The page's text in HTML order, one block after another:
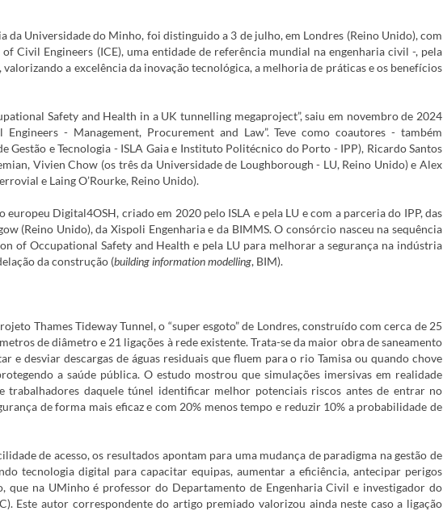
da Universidade do Minho, foi distinguido a 3 de julho, em Londres (Reino Unido), com
Civil Engineers (ICE), uma entidade de referência mundial na engenharia civil -, pela
a excelência da inovação tecnológica, a melhoria de práticas e os benefícios
Safety and Health in a UK tunnelling megaproject”, saiu em novembro de 2024
- Management, Procurement and Law”. Teve como coautores - também
e Tecnologia - ISLA Gaia e Instituto Politécnico do Porto - IPP), Ricardo Santos
Vivien Chow (os três da Universidade de Loughborough - LU, Reino Unido) eAlex
e Laing O’Rourke, Reino Unido).
Digital4OSH, criado em 2020 pelo ISLA e pela LU e com a parceria do IPP, das
(Reino Unido), da Xispoli Engenharia e da BIMMS. O consórcio nasceu na sequência
of Occupational Safety and Health e pela LU para melhorar a segurança na indústria
da construção (building information modelling, BIM).
Thames Tideway Tunnel, o “super esgoto” de Londres, construído com cerca de 25
de diâmetro e 21 ligações à rede existente. Trata-se da maior obra de saneamento
e desviar descargas de águas residuais que fluem para o rio Tamisa ou quando chove
a saúde pública. O estudo mostrou que simulações imersivas em realidade
trabalhadores daquele túnel identificar melhor potenciais riscos antes de entrar no
de forma mais eficaz e com 20% menos tempo e reduzir 10% a probabilidade de
de acesso, os resultados apontam para uma mudança de paradigma na gestão de
tecnologia digital para capacitar equipas, aumentar a eficiência, antecipar perigos
que na UMinho é professor do Departamento de Engenharia Civil e investigador do
Este autor correspondente do artigo premiado valorizou ainda neste caso a ligação